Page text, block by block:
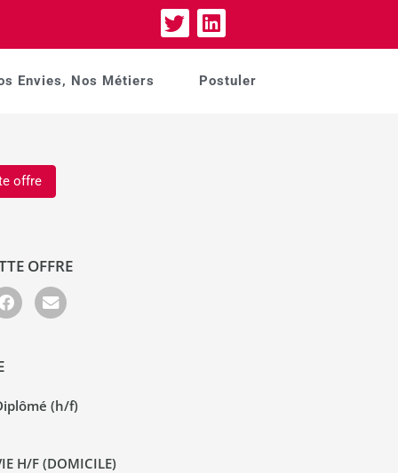
Envies, Nos Métiers Postuler
offre
OFFRE
(h/f)
H/F (DOMICILE)